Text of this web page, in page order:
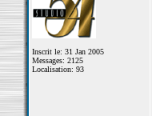
Inscrit le: 31 Jan 2005
Messages: 2125
Localisation: 93